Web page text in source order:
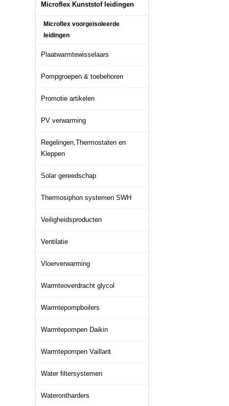
Microflex Kunststof leidingen
Microflex voorgeïsoleerde
leidingen
Plaatwarmtewisselaars
Pompgroepen & toebehoren
Promotie artikelen
PV verwarming
Regelingen,Thermostaten en
Kleppen
Solar gereedschap
Thermosiphon systemen SWH
Veiligheidsproducten
Ventilatie
Vloerverwarming
Warmteoverdracht glycol
Warmtepompboilers
Warmtepompen Daikin
Warmtepompen Vaillant
Water filtersystemen
Waterontharders